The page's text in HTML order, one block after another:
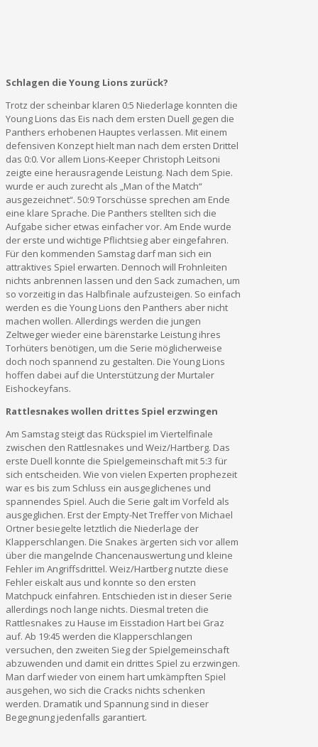
Schlagen die Young Lions zurück?
Trotz der scheinbar klaren 0:5 Niederlage konnten die
Young Lions das Eis nach dem ersten Duell gegen die
Panthers erhobenen Hauptes verlassen. Mit einem
defensiven Konzept hielt man nach dem ersten Drittel
das 0:0. Vor allem Lions-Keeper Christoph Leitsoni
zeigte eine herausragende Leistung. Nach dem Spie.
wurde er auch zurecht als „Man of the Match“
ausgezeichnet“. 50:9 Torschüsse sprechen am Ende
eine klare Sprache. Die Panthers stellten sich die
Aufgabe sicher etwas einfacher vor. Am Ende wurde
der erste und wichtige Pflichtsieg aber eingefahren.
Für den kommenden Samstag darf man sich ein
attraktives Spiel erwarten. Dennoch will Frohnleiten
nichts anbrennen lassen und den Sack zumachen, um
so vorzeitig in das Halbfinale aufzusteigen. So einfach
werden es die Young Lions den Panthers aber nicht
machen wollen. Allerdings werden die jungen
Zeltweger wieder eine bärenstarke Leistung ihres
Torhüters benötigen, um die Serie möglicherweise
doch noch spannend zu gestalten. Die Young Lions
hoffen dabei auf die Unterstützung der Murtaler
Eishockeyfans.
Rattlesnakes wollen drittes Spiel erzwingen
Am Samstag steigt das Rückspiel im Viertelfinale
zwischen den Rattlesnakes und Weiz/Hartberg. Das
erste Duell konnte die Spielgemeinschaft mit 5:3 für
sich entscheiden. Wie von vielen Experten prophezeit
war es bis zum Schluss ein ausgeglichenes und
spannendes Spiel. Auch die Serie galt im Vorfeld als
ausgeglichen. Erst der Empty-Net Treffer von Michael
Ortner besiegelte letztlich die Niederlage der
Klapperschlangen. Die Snakes ärgerten sich vor allem
über die mangelnde Chancenauswertung und kleine
Fehler im Angriffsdrittel. Weiz/Hartberg nutzte diese
Fehler eiskalt aus und konnte so den ersten
Matchpuck einfahren. Entschieden ist in dieser Serie
allerdings noch lange nichts. Diesmal treten die
Rattlesnakes zu Hause im Eisstadion Hart bei Graz
auf. Ab 19:45 werden die Klapperschlangen
versuchen, den zweiten Sieg der Spielgemeinschaft
abzuwenden und damit ein drittes Spiel zu erzwingen.
Man darf wieder von einem hart umkämpften Spiel
ausgehen, wo sich die Cracks nichts schenken
werden. Dramatik und Spannung sind in dieser
Begegnung jedenfalls garantiert.